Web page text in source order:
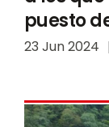
puesto
23 Jun 2024